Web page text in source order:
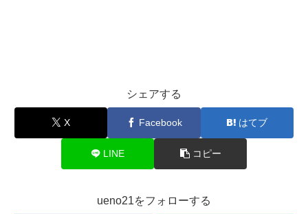
シェアする
X Facebook はてブ
LINE コピー
ueno21をフォローする